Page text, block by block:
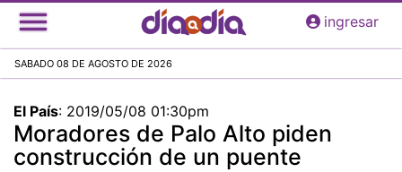
Pasar
al
principal
ingresar
SABADO 08 DE AGOSTO DE 2026
El País: 2019/05/08 01:30pm
Moradores de Palo Alto piden
construcción de un puente